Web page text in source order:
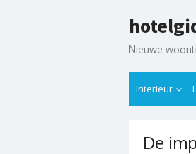
to
Nieuwe
Interieur
De